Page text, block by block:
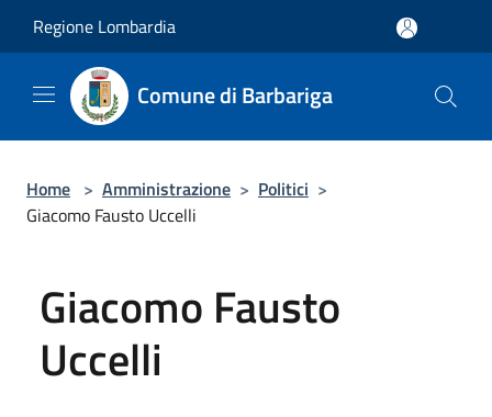
Regione Lombardia
Comune di Barbariga
Home > Amministrazione > Politici >
Giacomo Fausto Uccelli
Giacomo Fausto
Uccelli